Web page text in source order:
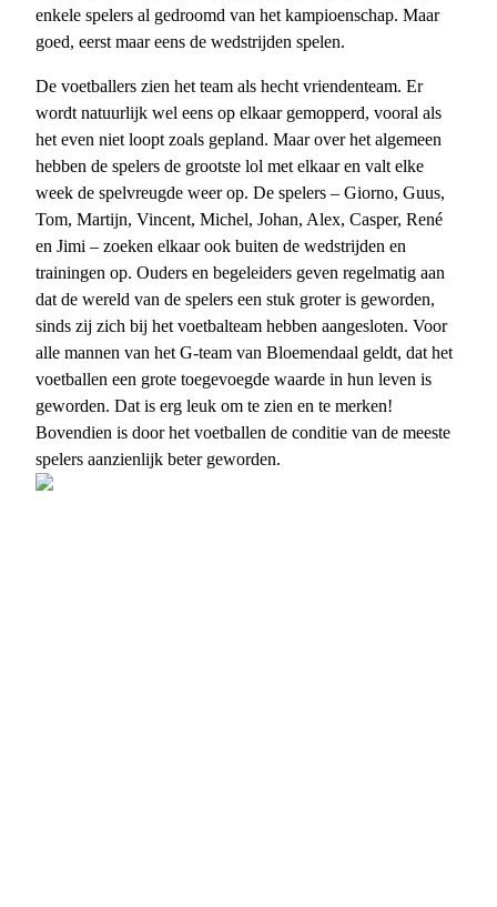
enkele spelers al gedroomd van het kampioenschap. Maar
goed, eerst maar eens de wedstrijden spelen.
De voetballers zien het team als hecht vriendenteam. Er
wordt natuurlijk wel eens op elkaar gemopperd, vooral als
het even niet loopt zoals gepland. Maar over het algemeen
hebben de spelers de grootste lol met elkaar en valt elke
week de spelvreugde weer op. De spelers – Giorno, Guus,
Tom, Martijn, Vincent, Michel, Johan, Alex, Casper, René
en Jimi – zoeken elkaar ook buiten de wedstrijden en
trainingen op. Ouders en begeleiders geven regelmatig aan
dat de wereld van de spelers een stuk groter is geworden,
sinds zij zich bij het voetbalteam hebben aangesloten. Voor
alle mannen van het G-team van Bloemendaal geldt, dat het
voetballen een grote toegevoegde waarde in hun leven is
geworden. Dat is erg leuk om te zien en te merken!
Bovendien is door het voetballen de conditie van de meeste
spelers aanzienlijk beter geworden.